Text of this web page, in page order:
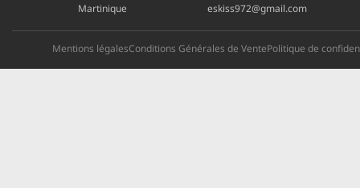
Martinique
eskiss972@gmail.com
Mentions légalesConditions Générales de VentePolitique de